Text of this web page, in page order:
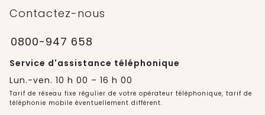
Contactez-nous
0800-947 658
Service d'assistance téléphonique
Lun.-ven. 10 h 00 – 16 h 00
Tarif de réseau fixe régulier de votre opérateur téléphonique, tarif de
téléphonie mobile éventuellement différent.